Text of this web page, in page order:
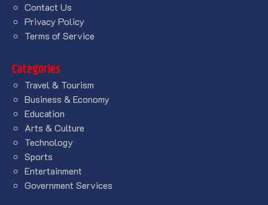
Contact Us
Privacy Policy
Terms of Service
Categories
Travel & Tourism
Business & Economy
Education
Arts & Culture
Technology
Sports
Entertainment
Government Services